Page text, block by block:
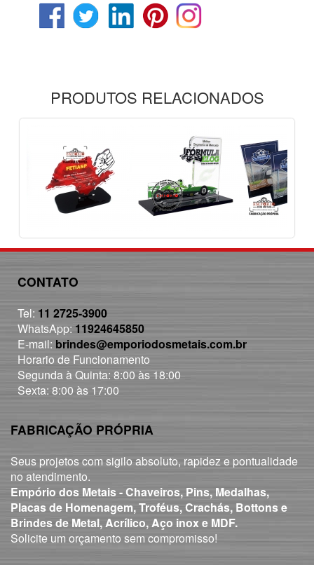
PRODUTOS RELACIONADOS
CONTATO
Tel: 11 2725-3900
WhatsApp: 11924645850
E-mail: brindes@emporiodosmetais.com.br
Horario de Funcionamento
Segunda à Quinta: 8:00 às 18:00
Sexta: 8:00 às 17:00
FABRICAÇÃO PRÓPRIA
Seus projetos com sigilo absoluto, rapidez e pontualidade
no atendimento.
Empório dos Metais - Chaveiros, Pins, Medalhas,
Placas de Homenagem, Troféus, Crachás, Bottons e
Brindes de Metal, Acrílico, Aço inox e MDF.
Solicite um orçamento sem compromisso!